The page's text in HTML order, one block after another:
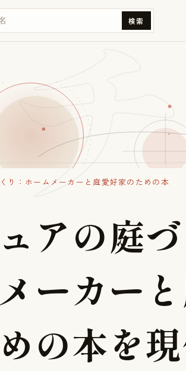
検索
り：ホームメーカーと庭愛好家のための本
ュ アの庭づ
メ ーカー と
めの本を現